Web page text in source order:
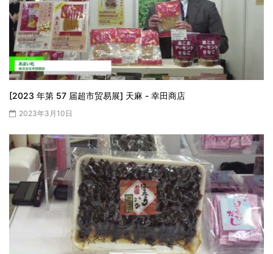
[2023 年第 57 届超市贸易展] 天麻 - 幸田商店
2023年3月10日